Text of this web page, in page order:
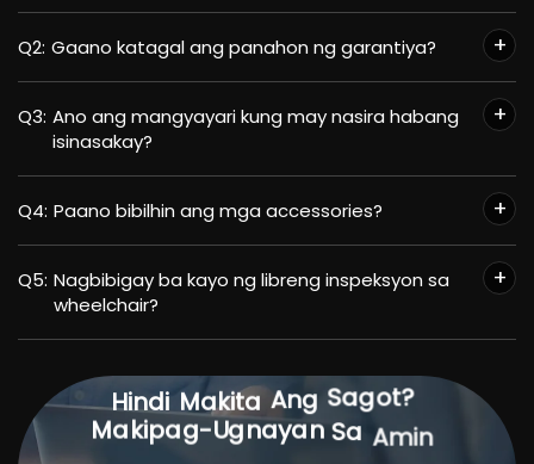
Q2: Gaano katagal ang panahon ng garantiya?
Q3: Ano ang mangyayari kung may nasira habang
isinasakay?
Q4: Paano bibilhin ang mga accessories?
Q5: Nagbibigay ba kayo ng libreng inspeksyon sa
wheelchair?
Hindi Makita Ang Sagot?
Makipag-Ugnayan Sa Amin